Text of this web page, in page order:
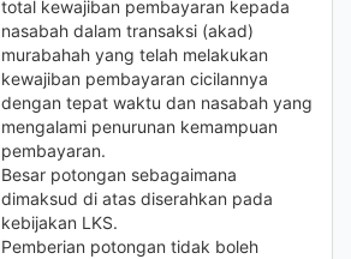
total kewajiban pembayaran kepada
nasabah dalam transaksi (akad)
murabahah yang telah melakukan
kewajiban pembayaran cicilannya
dengan tepat waktu dan nasabah yang
mengalami penurunan kemampuan
pembayaran.
Besar potongan sebagaimana
dimaksud di atas diserahkan pada
kebijakan LKS.
Pemberian potongan tidak boleh